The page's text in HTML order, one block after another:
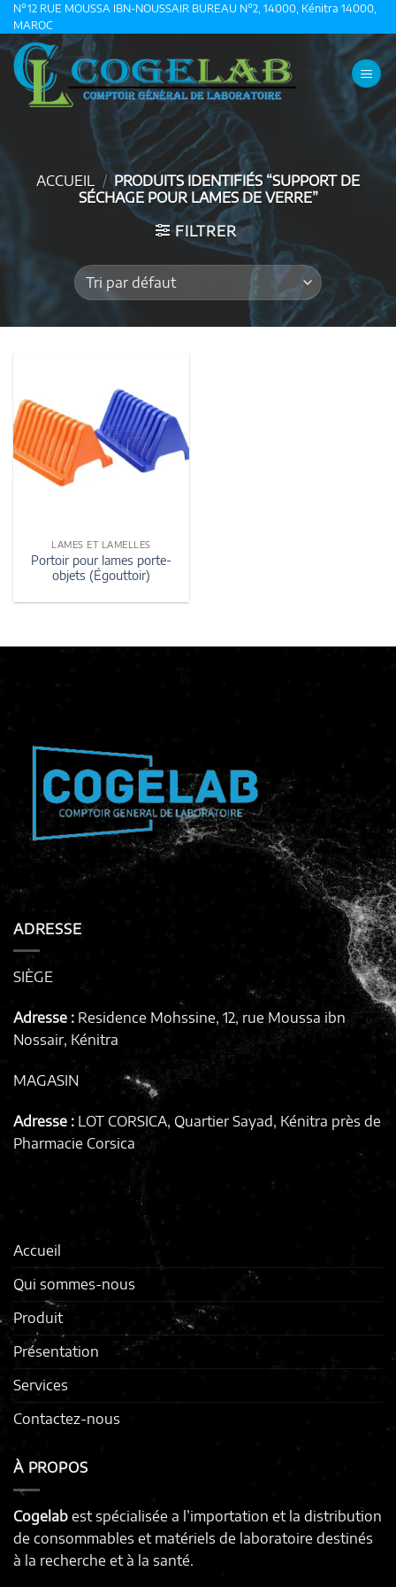
Passer
au
contenu
N°12 RUE MOUSSA IBN-NOUSSAIR BUREAU N°2, 14000, Kénitra 14000,
MAROC
ACCUEIL / PRODUITS IDENTIFIÉS “SUPPORT DE
SÉCHAGE POUR LAMES DE VERRE”
FILTRER
LAMES ET LAMELLES
Portoir pour lames porte-
objets (Égouttoir)
ADRESSE
SIÈGE
Adresse : Residence Mohssine, 12, rue Moussa ibn
Nossair, Kénitra
MAGASIN
Adresse : LOT CORSICA, Quartier Sayad, Kénitra près de
Pharmacie Corsica
Accueil
Qui sommes-nous
Produit
Présentation
Services
Contactez-nous
À PROPOS
Cogelab est spécialisée a l’importation et la distribution
de consommables et matériels de laboratoire destinés
à la recherche et à la santé.